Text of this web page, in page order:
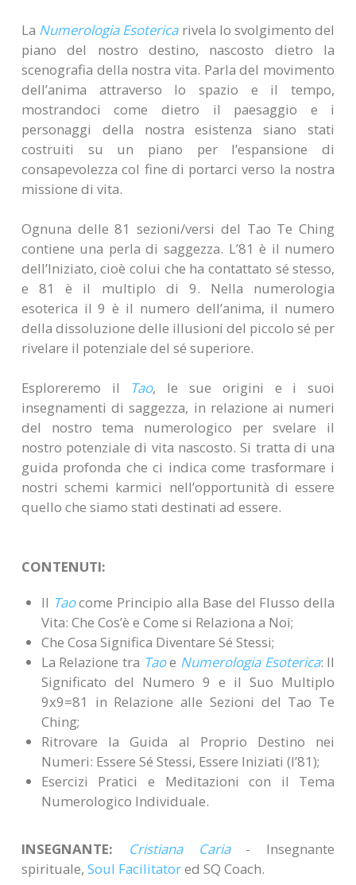
La Numerologia Esotericarivela lo svolgimento del
piano del nostro destino, nascosto dietro la
scenografia della nostra vita. Parla del movimento
dell’anima attraverso lo spazio e il tempo,
mostrandoci come dietro il paesaggio e i
personaggi della nostra esistenza siano stati
costruiti su un piano per l’espansione di
consapevolezza col fine di portarci verso la nostra
missione di vita.
Ognuna delle 81 sezioni/versi del Tao Te Ching
contiene una perla di saggezza. L’81 è il numero
dell’Iniziato, cioè colui che ha contattato sé stesso,
e 81 è il multiplo di 9. Nella numerologia
esoterica il 9 è il numero dell’anima, il numero
della dissoluzione delle illusioni del piccolo sé per
rivelare il potenziale del sé superiore.
Esploreremo il Tao, le sue origini e i suoi
insegnamenti di saggezza, in relazione ai numeri
del nostro tema numerologico per svelare il
nostro potenziale di vita nascosto. Si tratta di una
guida profonda che ci indica come trasformare i
nostri schemi karmici nell’opportunità di essere
quello che siamo stati destinati ad essere.
CONTENUTI:
Il Taocome Principio alla Base del Flusso della
Vita: Che Cos’è e Come si Relaziona a Noi;
Che Cosa Significa Diventare Sé Stessi;
La Relazione tra Taoe Numerologia Esoterica: Il
Significato del Numero 9 e il Suo Multiplo
9x9=81 in Relazione alle Sezioni del Tao Te
Ching;
Ritrovare la Guida al Proprio Destino nei
Numeri: Essere Sé Stessi, Essere Iniziati (l’81);
Esercizi Pratici e Meditazioni con il Tema
Numerologico Individuale.
INSEGNANTE: Cristiana Caria
- Insegnante
spirituale, Soul Facilitatored SQ Coach.